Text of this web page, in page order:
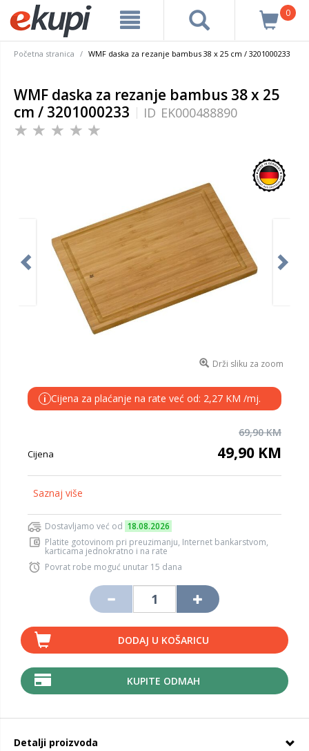
0
Početna stranica WMF daska za rezanje bambus 38 x 25 cm / 3201000233
WMF daska za rezanje bambus 38 x 25
cm / 3201000233
ID EK000488890
Drži sliku za zoom
i Cijena za plaćanje na rate već od: 2,27 KM /mj.
69,90 KM
Cijena 49,90 KM
Saznaj više
Dostavljamo već od 18.08.2026
Platite gotovinom pri preuzimanju, Internet bankarstvom,
karticama jednokratno i na rate
Povrat robe moguć unutar 15 dana
DODAJ U KOŠARICU
KUPITE ODMAH
Detalji proizvoda